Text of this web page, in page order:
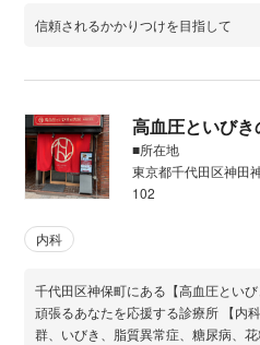
信頼されるかかりつけを目指して
高血圧といび
■所在地
東京都千代田区神
102
内科
千代田区神保町にある【高血圧とい
頑張るあなたを応援する診療所 【内
群、いびき、脂質異常症、糖尿病、